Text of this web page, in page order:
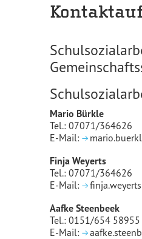
Mario Bürkle
Tel.: 07071/364626
E-Mail:
Finja Weyerts
Tel.: 07071/364626
E-Mail:
Aafke Steenbeek
Tel.: 0151/654 58955
E-Mail: